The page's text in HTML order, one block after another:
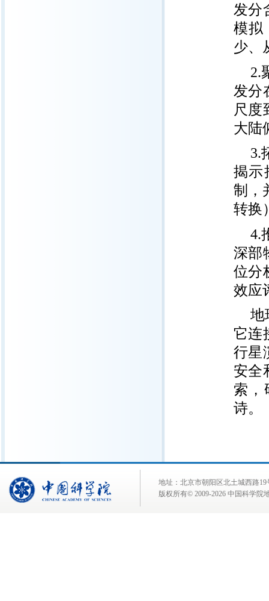
发分
模拟
少、
2.
发分
尺度
大陆
3.
揭示
制，
转换
4.
深部
位分
效应
地
它连
行星
安全
索，
诗。
地址：北京市朝阳区北土城西路
版权所有© 2009-2026 中国科学院